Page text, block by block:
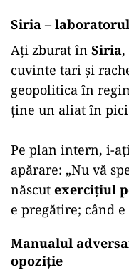
Siria –
Ați zburat în Siria
cuvinte tari și
geopolitica în
ține un aliat în
Pe plan intern, i-
apărare: „Nu vă
născut exercițiul
e pregătire; când
Manualul
opoziție